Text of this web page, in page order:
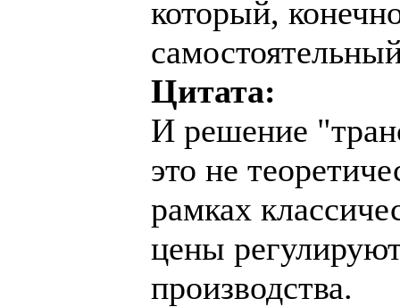
который,
Цитата:
И решение
это не
рамках
цены
производства.